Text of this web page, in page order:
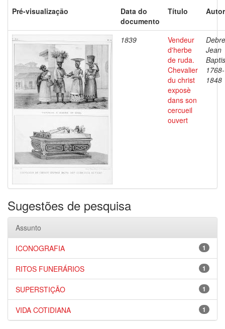
Pré-visualização
Data do
documento
Título
1839
Vendeur
d'herbe
de ruda.
Chevalier
du christ
exposè
dans son
cercueil
ouvert
Jean
1768-
1848
Sugestões de pesquisa
Assunto
1
ICONOGRAFIA
1
RITOS FUNERÁRIOS
1
SUPERSTIÇÃO
1
VIDA COTIDIANA